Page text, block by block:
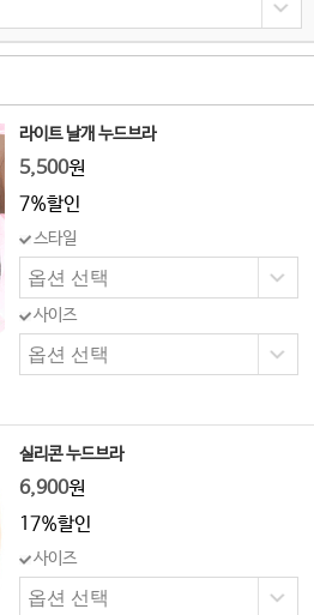
라이트 날개 누드브라
5,500원
7%할인
스타일
사이즈
실리콘 누드브라
6,900원
17%할인
사이즈